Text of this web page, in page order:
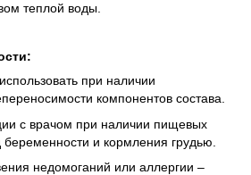
теплой воды.
при наличии
компонентов состава.
с врачом при наличии пищевых
и кормления грудью.
недомоганий или аллергии –